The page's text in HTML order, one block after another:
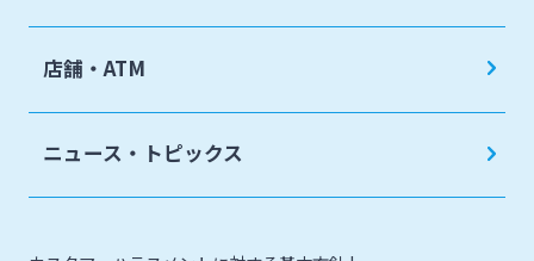
店舗・ATM
ニュース・トピックス